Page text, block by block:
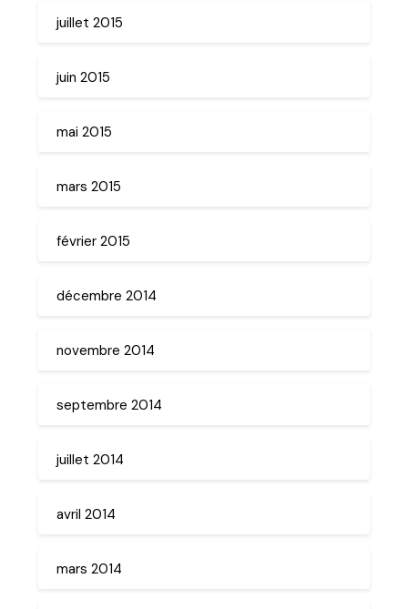
juillet 2015
juin 2015
mai 2015
mars 2015
février 2015
décembre 2014
novembre 2014
septembre 2014
juillet 2014
avril 2014
mars 2014